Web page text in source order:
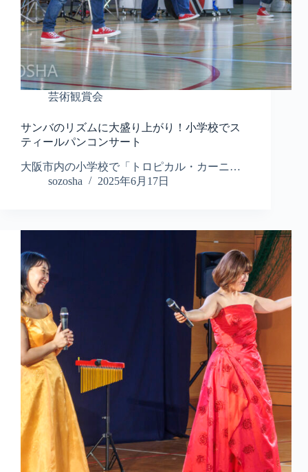
芸術観賞会
サンバのリズムに大盛り上がり！小学校でス
ティールパンコンサート
大阪市内の小学校で「トロピカル・カーニ…
sozosha
2025年6月17日